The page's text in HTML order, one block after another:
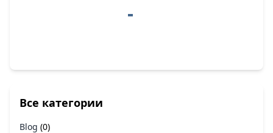
Все категории
Blog (0)